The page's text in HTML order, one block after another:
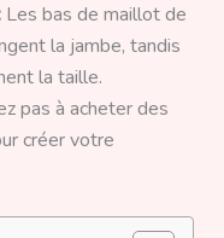
Les bas de maillot de
la jambe, tandis
la taille.
pas à acheter des
créer votre